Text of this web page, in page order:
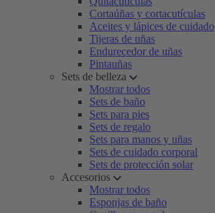
Cortaúñas y cortacutículas
Aceites y lápices de cuidado
Tijeras de uñas
Endurecedor de uñas
Pintauñas
Sets de belleza
Mostrar todos
Sets de baño
Sets para pies
Sets de regalo
Sets para manos y uñas
Sets de cuidado corporal
Sets de protección solar
Accesorios
Mostrar todos
Esponjas de baño